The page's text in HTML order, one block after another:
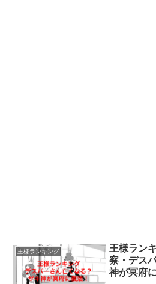
王様ランキング
王様ラン
察・デス
神が冥府